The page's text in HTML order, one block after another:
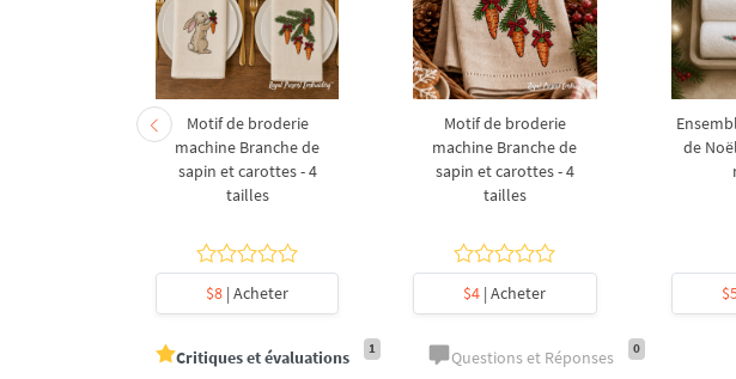
Motif de broderie
machine Branche de
sapin et carottes - 4
tailles
$8 | Acheter
Motif de broderie
machine Branche de
sapin et carottes - 4
tailles
$4 | Acheter
de
Critiques et évaluations 1 Questions et Réponses 0